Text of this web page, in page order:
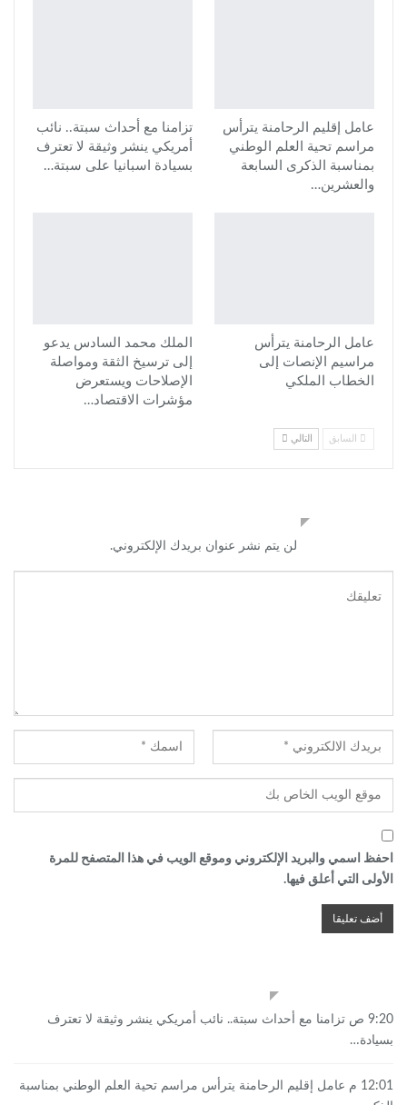
تزامنا مع أحداث سبتة.. نائب
أمريكي ينشر وثيقة لا تعترف
بسيادة اسبانيا على سبتة…
عامل إقليم الرحامنة يترأس
مراسم تحية العلم الوطني
بمناسبة الذكرى السابعة
والعشرين…
الملك محمد السادس يدعو
إلى ترسيخ الثقة ومواصلة
الإصلاحات ويستعرض
مؤشرات الاقتصاد…
عامل الرحامنة يترأس
مراسيم الإنصات إلى
الخطاب الملكي
السابق التالي
لن يتم نشر عنوان بريدك الإلكتروني.
احفظ اسمي والبريد الإلكتروني وموقع الويب في هذا المتصفح للمرة
الأولى التي أعلق فيها.
9:20 ص
تزامنا مع أحداث سبتة.. نائب أمريكي ينشر وثيقة لا تعترف
بسيادة…
12:01 م
عامل إقليم الرحامنة يترأس مراسم تحية العلم الوطني بمناسبة